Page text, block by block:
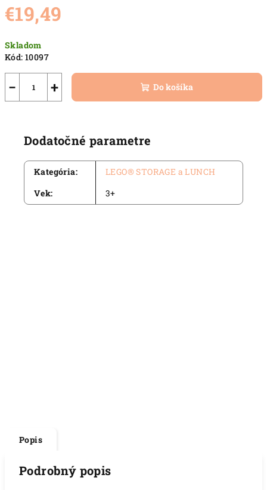
€19,49
cena:
Skladom
Kód: 10097
+
− Do košíka
Dodatočné parametre
Kategória:
LEGO® STORAGE a LUNCH
Vek: 3+
Popis
Podrobný popis